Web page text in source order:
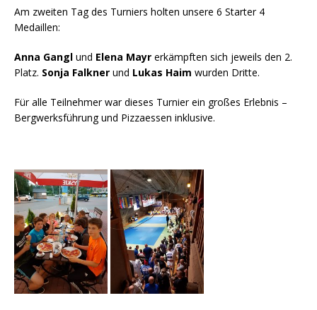
Am zweiten Tag des Turniers holten unsere 6 Starter 4
Medaillen:
Anna Gangl und Elena Mayr erkämpften sich jeweils den 2.
Platz. Sonja Falkner und Lukas Haim wurden Dritte.
Für alle Teilnehmer war dieses Turnier ein großes Erlebnis –
Bergwerksführung und Pizzaessen inklusive.